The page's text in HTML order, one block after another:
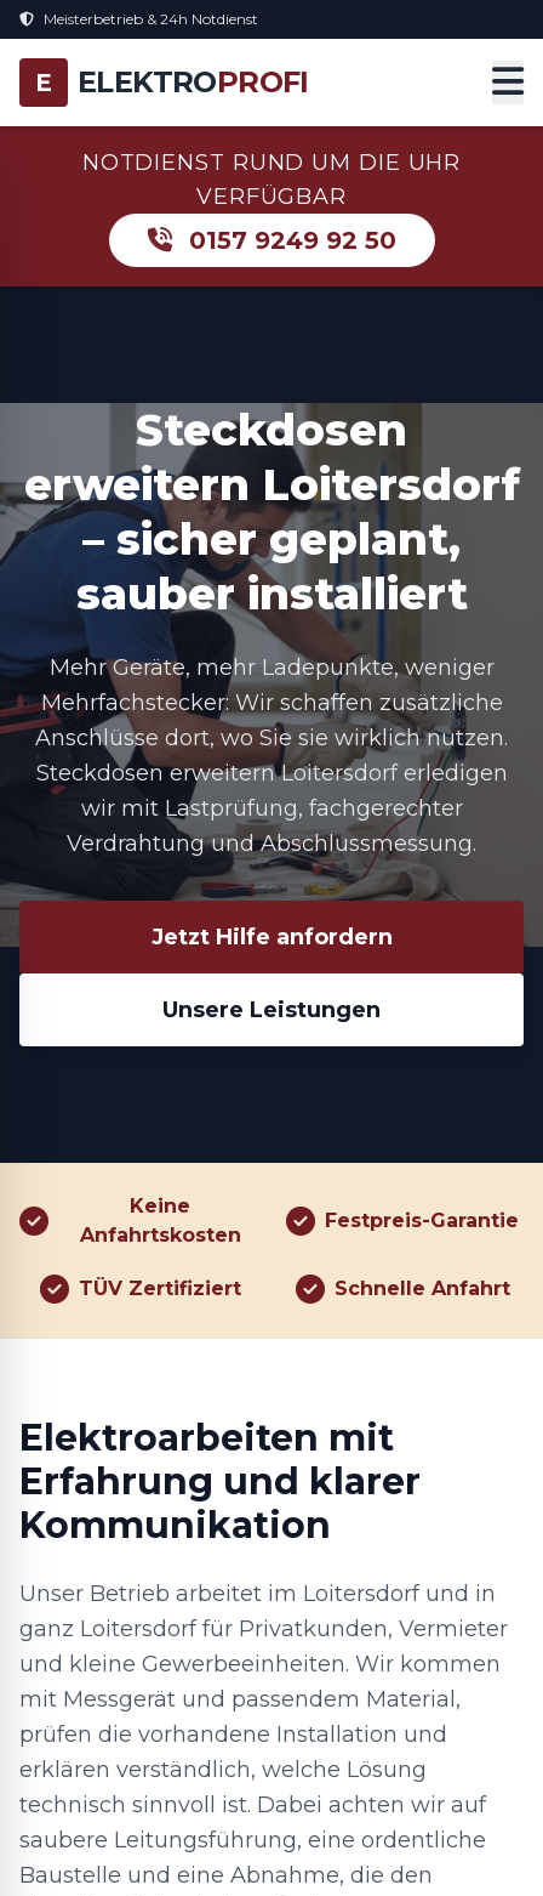
Meisterbetrieb & 24h Notdienst
E ELEKTROPROFI
NOTDIENST RUND UM DIE UHR
VERFÜGBAR
0157 9249 92 50
Steckdosen
erweitern Loitersdorf
– sicher geplant,
sauber installiert
Mehr Geräte, mehr Ladepunkte, weniger
Mehrfachstecker: Wir schaffen zusätzliche
Anschlüsse dort, wo Sie sie wirklich nutzen.
Steckdosen erweitern Loitersdorferledigen
wir mit Lastprüfung, fachgerechter
Verdrahtung und Abschlussmessung.
Jetzt Hilfe anfordern
Unsere Leistungen
Keine
Anfahrtskosten
Festpreis-Garantie
TÜV Zertifiziert Schnelle Anfahrt
Elektroarbeiten mit
Erfahrung und klarer
Kommunikation
Unser Betrieb arbeitet im Loitersdorf und in
ganz Loitersdorf für Privatkunden, Vermieter
und kleine Gewerbeeinheiten. Wir kommen
mit Messgerät und passendem Material,
prüfen die vorhandene Installation und
erklären verständlich, welche Lösung
technisch sinnvoll ist. Dabei achten wir auf
saubere Leitungsführung, eine ordentliche
Baustelle und eine Abnahme, die den